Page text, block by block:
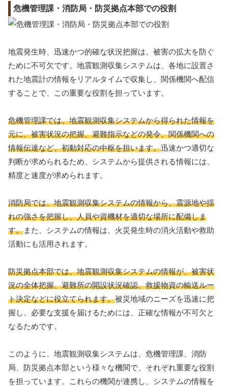
危機管理課・消防局・防災拠点本部での役割
地震発生時、迅速かつ的確な状況把握は、被害の拡大を防ぐ
ために不可欠です。地震観測収集システムは、各地に設置さ
れた地震計の情報をリアルタイムで収集し、関係機関へ配信
することで、この重要な役割を担っています。
危機管理課では、地震観測収集システムから得られた情報を
元に、被害状況の把握、避難指示などの発令、関係機関への
情報伝達など、初動対応の中枢を担います。迅速かつ適切な
判断が求められるため、システムから提供される情報には、
精度と速度が求められます。
消防局では、地震観測収集システムの情報から、震源地や揺
れの強さを把握し、人員や資機材を適切な場所に配備しま
す。また、システムの情報は、火災発生時の消火活動や救助
活動にも活用されます。
防災拠点本部では、地震観測収集システムの情報が、被害状
況の全体把握、避難所の開設状況確認、救援物資の輸送ルー
ト決定などに役立てられます。被災地域のニーズを迅速に把
握し、必要な支援を届けるためには、正確な情報が不可欠と
なるためです。
このように、地震観測収集システムは、危機管理課、消防
局、防災拠点本部という様々な機関で、それぞれ重要な役割
を担っています。これらの機関が連携し、システムの情報を